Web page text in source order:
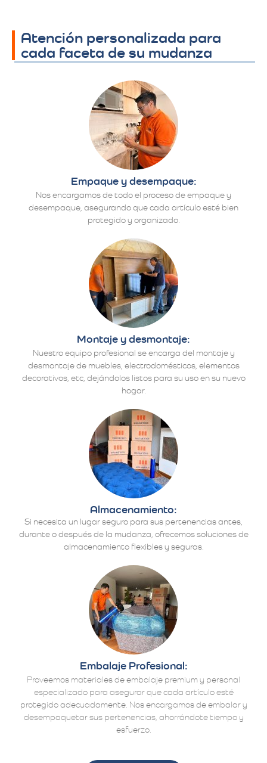
Atención personalizada para
cada faceta de su mudanza
Empaque y desempaque:
Nos encargamos de todo el proceso de empaque y
desempaque, asegurando que cada artículo esté bien
protegido y organizado.
Montaje y desmontaje:
Nuestro equipo profesional se encarga del montaje y
desmontaje de muebles, electrodomésticos, elementos
decorativos, etc, dejándolos listos para su uso en su nuevo
hogar.
Almacenamiento:
Si necesita un lugar seguro para sus pertenencias antes,
durante o después de la mudanza, ofrecemos soluciones de
almacenamiento flexibles y seguras.
Embalaje Profesional:
Proveemos materiales de embalaje premium y personal
especializado para asegurar que cada artículo esté
protegido adecuadamente. Nos encargamos de embalar y
desempaquetar sus pertenencias, ahorrándote tiempo y
esfuerzo.